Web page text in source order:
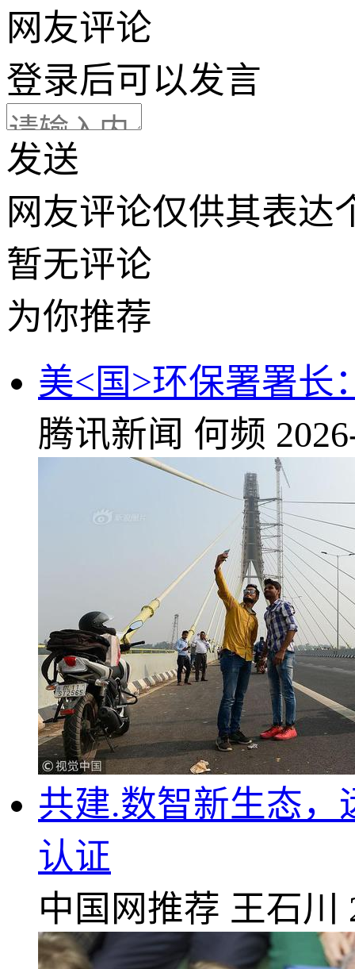
网友评论
登录后可以发言
发送
网友评论仅供其表达
暂无评论
为你推荐
美<国>环保署署长
腾讯新闻 何频
共建.数智新生态
认证
中国网推荐 王石川